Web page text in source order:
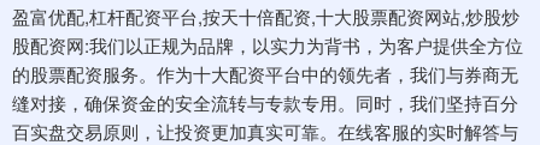
盈富优配,杠杆配资平台,按天十倍配资,十大股票配资网站,炒股炒
股配资网:我们以正规为品牌，以实力为背书，为客户提供全方位
的股票配资服务。作为十大配资平台中的领先者，我们与券商无
缝对接，确保资金的安全流转与专款专用。同时，我们坚持百分
百实盘交易原则，让投资更加真实可靠。在线客服的实时解答与